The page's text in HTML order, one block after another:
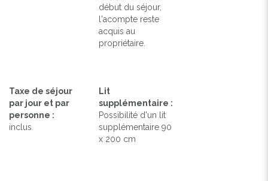
début du séjour,
l'acompte reste
acquis au
propriétaire.
Taxe de séjour
par jour et par
personne :
inclus
Lit
supplémentaire :
Possibilité d'un lit
supplémentaire 90
x 200 cm